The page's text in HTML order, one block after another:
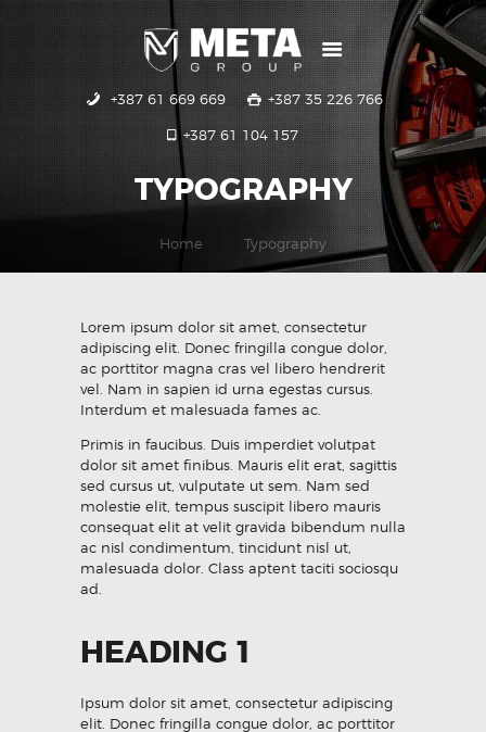
+387 61 669 669 +387 35 226 766
+387 61 104 157
TYPOGRAPHY
Home Typography
POČETNA
USLUGE
GALERIJA
KONTAKT
Lorem ipsum dolor sit amet, consectetur
adipiscing elit. Donec fringilla congue dolor,
ac porttitor magna cras vel libero hendrerit
vel. Nam in sapien id urna egestas cursus.
Interdum et malesuada fames ac.
Primis in faucibus. Duis imperdiet volutpat
dolor sit amet finibus. Mauris elit erat, sagittis
sed cursus ut, vulputate ut sem. Nam sed
molestie elit, tempus suscipit libero mauris
consequat elit at velit gravida bibendum nulla
ac nisl condimentum, tincidunt nisl ut,
malesuada dolor. Class aptent taciti sociosqu
ad.
HEADING 1
Ipsum dolor sit amet, consectetur adipiscing
elit. Donec fringilla congue dolor, ac porttitor